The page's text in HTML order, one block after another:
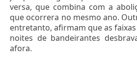
versa, que combina com a
que ocorrera no mesmo ano.
entretanto, afirmam que as
noites de bandeirantes
afora.